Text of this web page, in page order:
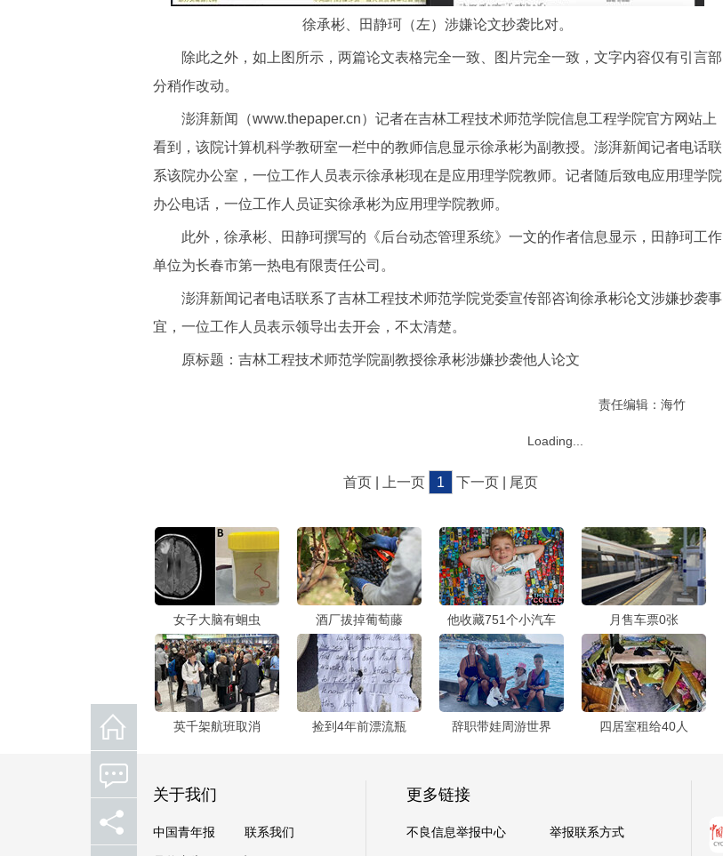
徐承彬、田静珂（左）涉嫌论文抄袭比对。
除此之外，如上图所示，两篇论文表格完全一致、图片完全一致，文字内容仅有引言部
分稍作改动。
澎湃新闻（www.thepaper.cn）记者在吉林工程技术师范学院信息工程学院官方网站上
看到，该院计算机科学教研室一栏中的教师信息显示徐承彬为副教授。澎湃新闻记者电话联
系该院办公室，一位工作人员表示徐承彬现在是应用理学院教师。记者随后致电应用理学院
办公电话，一位工作人员证实徐承彬为应用理学院教师。
此外，徐承彬、田静珂撰写的《后台动态管理系统》一文的作者信息显示，田静珂工作
单位为长春市第一热电有限责任公司。
澎湃新闻记者电话联系了吉林工程技术师范学院党委宣传部咨询徐承彬论文涉嫌抄袭事
宜，一位工作人员表示领导出去开会，不太清楚。
原标题：吉林工程技术师范学院副教授徐承彬涉嫌抄袭他人论文
责任编辑：海竹
Loading...
首页 | 上一页 1 下一页 | 尾页
女子大脑有蛔虫 酒厂拔掉葡萄藤 他收藏751个小汽车 月售车票0张
英千架航班取消 捡到4年前漂流瓶 辞职带娃周游世界 四居室租给40人
关于我们
中国青年报 联系我们
更多链接
不良信息举报中心 举报联系方式